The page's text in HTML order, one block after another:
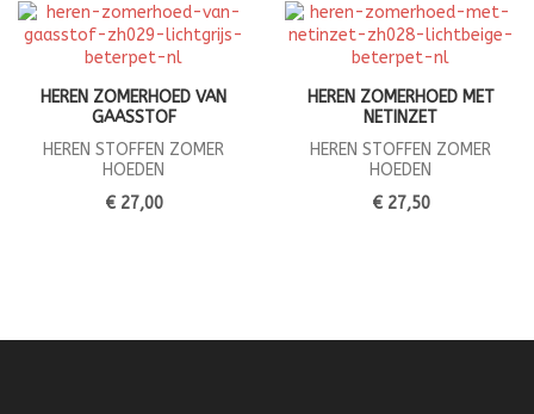
HEREN ZOMERHOED VAN
GAASSTOF
HEREN STOFFEN ZOMER
HOEDEN
€ 27,00
HEREN ZOMERHOED MET
NETINZET
HEREN STOFFEN ZOMER
HOEDEN
€ 27,50